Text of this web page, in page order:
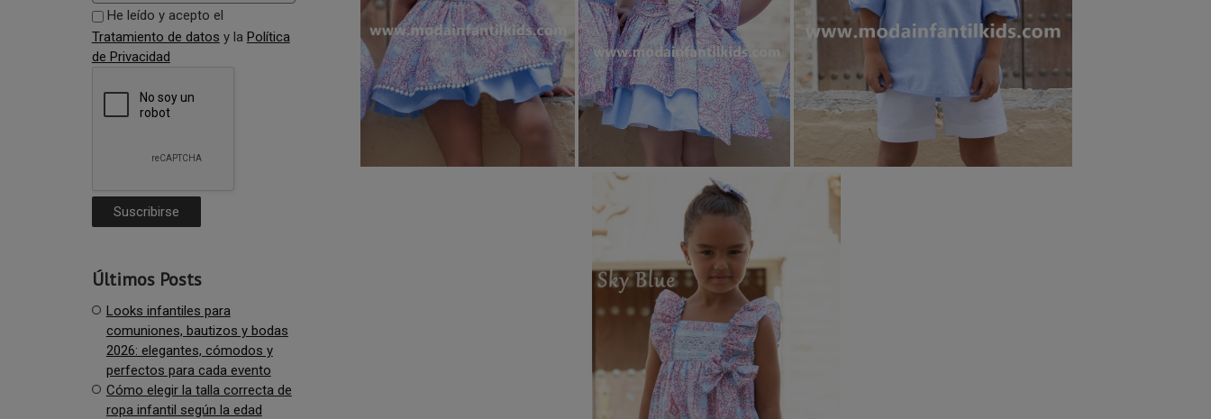
He leído y acepto el
Tratamiento de datos y la Política
de Privacidad
Últimos Posts
Looks infantiles para
comuniones, bautizos y bodas
2026: elegantes, cómodos y
perfectos para cada evento
Cómo elegir la talla correcta de
ropa infantil según la edad